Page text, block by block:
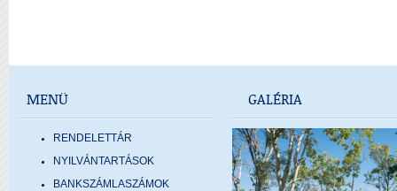
MENÜ
RENDELETTÁR
NYILVÁNTARTÁSOK
BANKSZÁMLASZÁMOK
GALÉRIA